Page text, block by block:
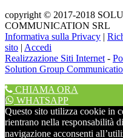
copyright © 2017-2018
COMMUNICATION SRL
Informativa sulla Privacy |
sito | Accedi
Realizzazione Siti Internet -
Solution Group
CHIAMA ORA
WHATSAPP
Questo sito utilizza cookie in
rientrano nella responsabilità
navigazione acconsenti